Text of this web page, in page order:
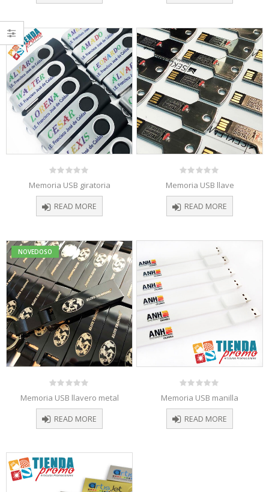
out
of
5
Memoria USB giratoria
READ MORE
out
of
5
Memoria USB llave
READ MORE
NOVEDOSO
out
of
5
Memoria USB llavero metal
READ MORE
out
of
5
Memoria USB manilla
READ MORE